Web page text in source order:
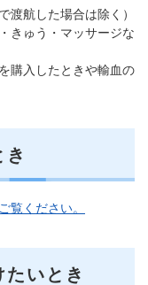
渡航した場合は除く）
きゅう・マッサージな
購入したときや輸血の
覧ください。
いとき